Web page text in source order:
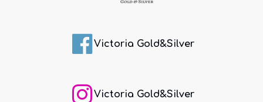
Victoria Gold&Silver
Victoria Gold&Silver